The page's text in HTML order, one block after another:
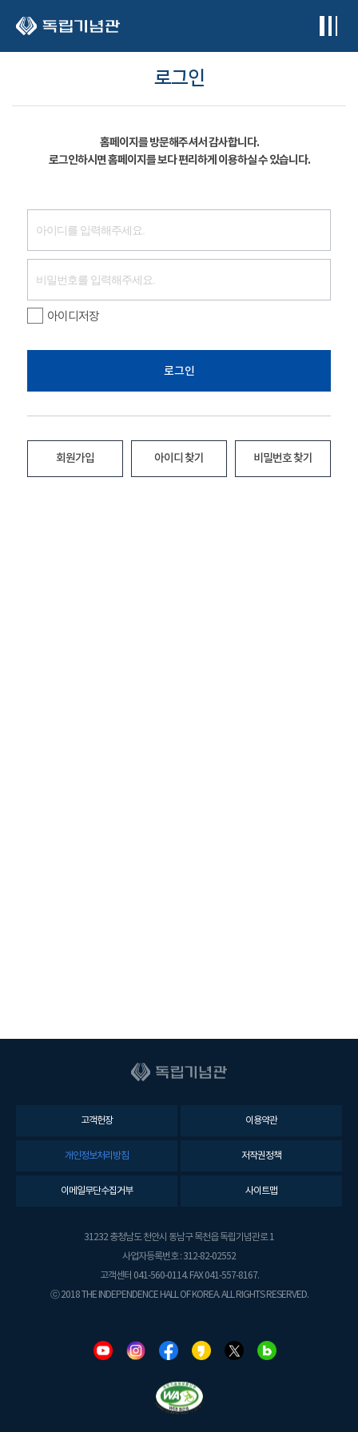
로그인
홈페이지를 방문해주셔서 감사합니다.
로그인하시면 홈페이지를 보다 편리하게 이용하실 수 있습니다.
아이디저장
로그인
회원가입 아이디 찾기 비밀번호 찾기
고객헌장 이용약관
개인정보처리방침 저작권정책
이메일무단수집거부 사이트맵
31232 충청남도 천안시 동남구 목천읍 독립기념관로 1
사업자등록번호 : 312-82-02552
고객센터 041-560-0114. FAX 041-557-8167.
ⓒ 2018 THE INDEPENDENCE HALL OF KOREA. ALL RIGHTS RESERVED.